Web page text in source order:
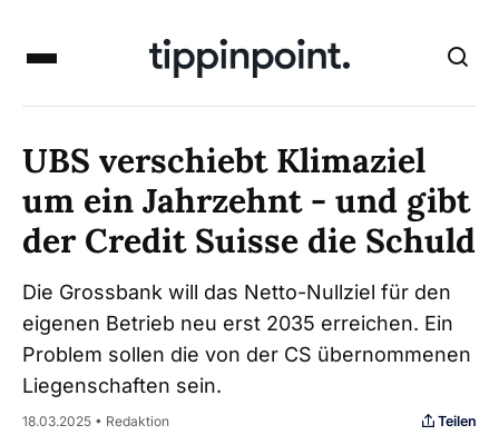
UBS verschiebt Klimaziel
um ein Jahrzehnt - und gibt
der Credit Suisse die Schuld
Die Grossbank will das Netto-Nullziel für den
eigenen Betrieb neu erst 2035 erreichen. Ein
Problem sollen die von der CS übernommenen
Liegenschaften sein.
18.03.2025 • Redaktion Teilen